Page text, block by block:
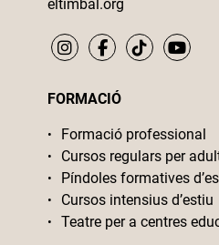
eltimbal.org
FORMACIÓ
Formació professional
Cursos regulars per
Píndoles formatives
Cursos intensius d’estiu
Teatre per a centres